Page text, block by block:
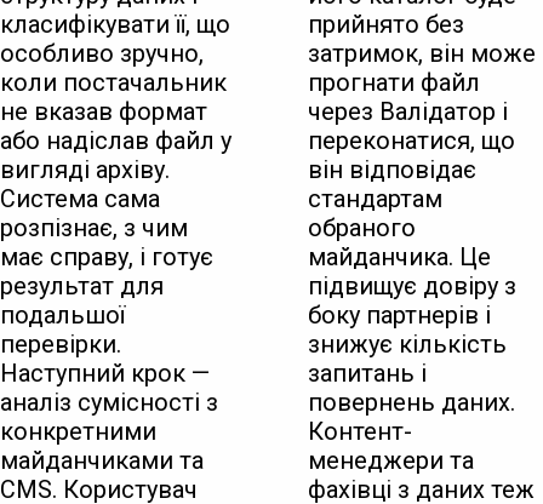
класифікувати її, що
особливо зручно,
коли постачальник
не вказав формат
або надіслав файл у
вигляді архіву.
Система сама
розпізнає, з чим
має справу, і готує
результат для
подальшої
перевірки.
Наступний крок —
аналіз сумісності з
конкретними
майданчиками та
CMS. Користувач
прийнято без
затримок, він може
прогнати файл
через Валідатор і
переконатися, що
він відповідає
стандартам
обраного
майданчика. Це
підвищує довіру з
боку партнерів і
знижує кількість
запитань і
повернень даних.
Контент-
менеджери та
фахівці з даних теж